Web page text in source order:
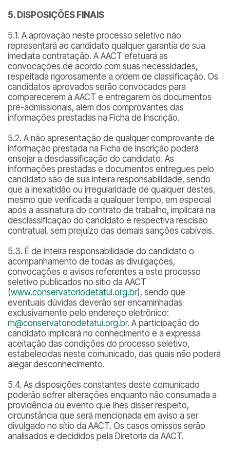
5. DISPOSIÇÕES FINAIS
5.1. A aprovação neste processo seletivo não
representará ao candidato qualquer garantia de sua
imediata contratação. A AACT efetuará as
convocações de acordo com suas necessidades,
respeitada rigorosamente a ordem de classificação. Os
candidatos aprovados serão convocados para
comparecerem à AACT e entregarem os documentos
pré-admissionais, além dos comprovantes das
informações prestadas na Ficha de Inscrição.
5.2. A não apresentação de qualquer comprovante de
informação prestada na Ficha de Inscrição poderá
ensejar a desclassificação do candidato. As
informações prestadas e documentos entregues pelo
candidato são de sua inteira responsabilidade, sendo
que a inexatidão ou irregularidade de qualquer destes,
mesmo que verificada a qualquer tempo, em especial
após a assinatura do contrato de trabalho, implicará na
desclassificação do candidato e respectiva rescisão
contratual, sem prejuízo das demais sanções cabíveis.
5.3. É de inteira responsabilidade do candidato o
acompanhamento de todas as divulgações,
convocações e avisos referentes a este processo
seletivo publicados no sítio da AACT
(www.conservatoriodetatui.org.br), sendo que
eventuais dúvidas deverão ser encaminhadas
exclusivamente pelo endereço eletrônico:
rh@conservatoriodetatui.org.br. A participação do
candidato implicará no conhecimento e a expressa
aceitação das condições do processo seletivo,
estabelecidas neste comunicado, das quais não poderá
alegar desconhecimento.
5.4. As disposições constantes deste comunicado
poderão sofrer alterações enquanto não consumada a
providência ou evento que lhes disser respeito,
circunstância que será mencionada em aviso a ser
divulgado no sítio da AACT. Os casos omissos serão
analisados e decididos pela Diretoria da AACT.